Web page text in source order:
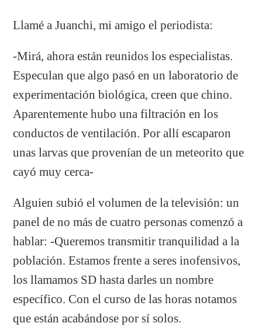
Llamé a Juanchi, mi amigo el periodista:
-Mirá, ahora están reunidos los especialistas.
Especulan que algo pasó en un laboratorio de
experimentación biológica, creen que chino.
Aparentemente hubo una filtración en los
conductos de ventilación. Por allí escaparon
unas larvas que provenían de un meteorito que
cayó muy cerca-
Alguien subió el volumen de la televisión: un
panel de no más de cuatro personas comenzó a
hablar: -Queremos transmitir tranquilidad a la
población. Estamos frente a seres inofensivos,
los llamamos SD hasta darles un nombre
específico. Con el curso de las horas notamos
que están acabándose por sí solos.